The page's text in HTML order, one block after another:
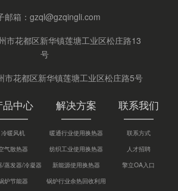
邮箱：gzql@gzqingli.com
市花都区新华镇莲塘工业区松庄路13
号
市花都区新华镇莲塘工业区松庄路5号
品中心
冷暖风机
气散热器
/蒸发器/冷凝器
炉节能器
解决方案
暖通行业使用换热器
纺织工业使用换热器
新能源使用换热器
锅炉行业余热回收利用
联系我们
联系方式
人才招聘
擎立OA入口